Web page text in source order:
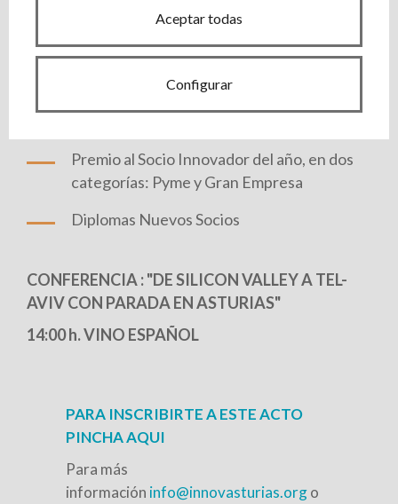
12:30 h. ACTO PUBLICO
EXPRESIDENTE DE INNOVASTURIAS
Premio al Socio Innovador del año, en dos
categorías: Pyme y Gran Empresa
Diplomas Nuevos Socios
CONFERENCIA : "DE SILICON VALLEY A TEL-
AVIV CON PARADA EN ASTURIAS"
14:00 h. VINO ESPAÑOL
PARA INSCRIBIRTE A ESTE ACTO
PINCHA AQUI
Para más
información info@innovasturias.orgo
Aceptar todas
Configurar